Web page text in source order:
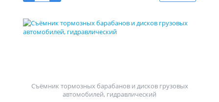
Съёмник тормозных барабанов и дисков грузовых
автомобилей, гидравлический